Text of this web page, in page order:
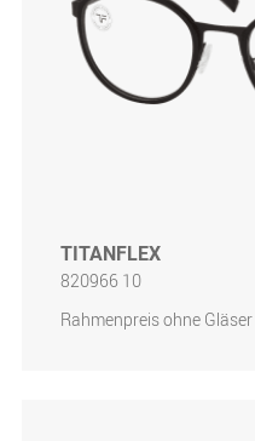
TITANFLEX
820966 10
Rahmenpreis ohne Gläser